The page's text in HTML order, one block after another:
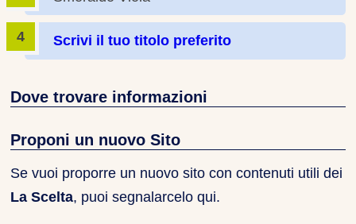
Scrivi il tuo titolo preferito
Dove trovare informazioni
Proponi un nuovo Sito
Se vuoi proporre un nuovo sito con contenuti utili dei
La Scelta, puoi segnalarcelo qui.